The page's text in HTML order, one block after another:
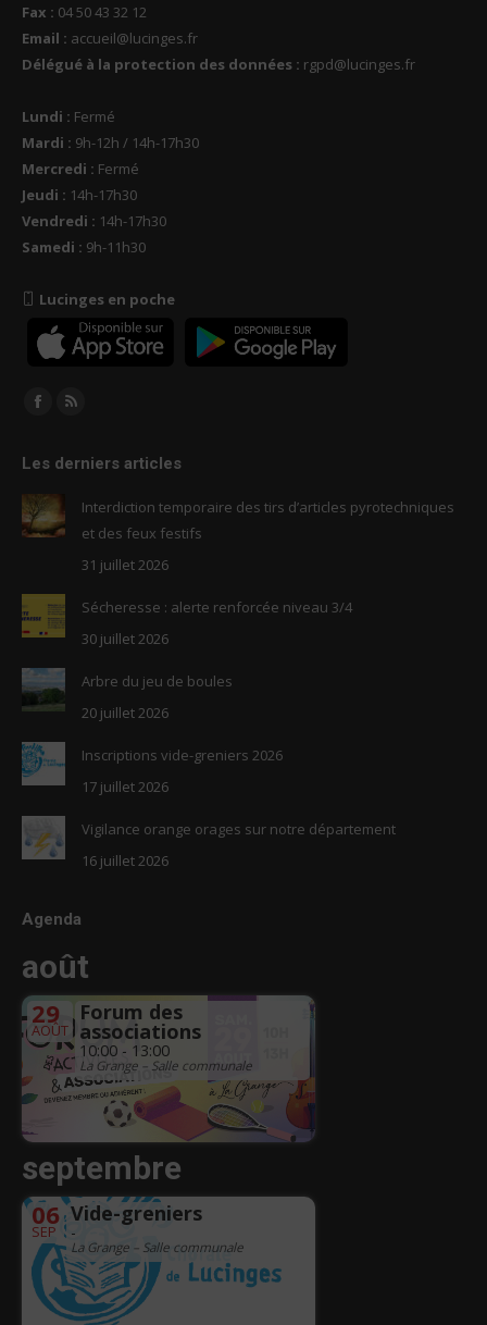
Fax : 04 50 43 32 12
Email : accueil@lucinges.fr
Délégué à la protection des données : rgpd@lucinges.fr
Lundi : Fermé
Mardi : 9h-12h / 14h-17h30
Mercredi : Fermé
Jeudi : 14h-17h30
Vendredi : 14h-17h30
Samedi : 9h-11h30
Lucinges en poche
Trouvez nous sur :
Facebook
opens
in
new
RSS
opens
new
window
Les derniers articles
Interdiction temporaire des tirs d’articles pyrotechniques
et des feux festifs
31 juillet 2026
Sécheresse : alerte renforcée niveau 3/4
30 juillet 2026
Arbre du jeu de boules
20 juillet 2026
Inscriptions vide-greniers 2026
17 juillet 2026
Vigilance orange orages sur notre département
16 juillet 2026
Agenda
août
29
AOÛT
Forum des
associations
10:00 - 13:00
La Grange – Salle communale
septembre
06
SEP
Vide-greniers
-
La Grange – Salle communale